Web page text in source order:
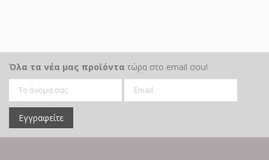
Όλα τα νέα μας προϊόντα τώρα στο email σου!
Εγγραφείτε